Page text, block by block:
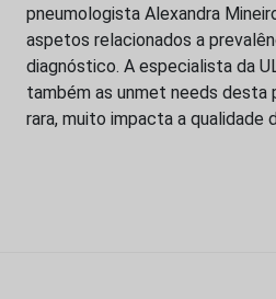
pneumologista Alexandra
aspetos relacionados a
diagnóstico. A especialista da
também as unmet needs desta
rara, muito impacta a qualidade